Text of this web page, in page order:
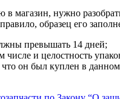
магазин, нужно
образец его
превышать 14 дней;
числе и целостность
он был куплен в